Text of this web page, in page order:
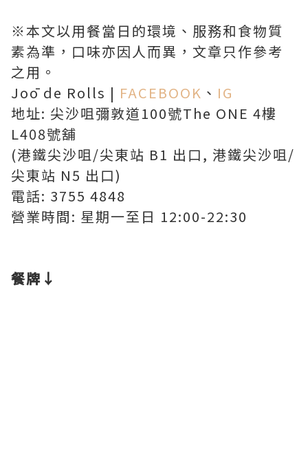
※本文以用餐當日的環境、服務和食物質
素為準，口味亦因人而異，文章只作參考
之用。
Joō de Rolls | FACEBOOK 、 IG
地址: 尖沙咀彌敦道100號The ONE 4樓
L408號舖
(港鐵尖沙咀/尖東站 B1 出口, 港鐵尖沙咀/
尖東站 N5 出口)
電話: 3755 4848
營業時間: 星期一至日 12:00-22:30
餐牌↓